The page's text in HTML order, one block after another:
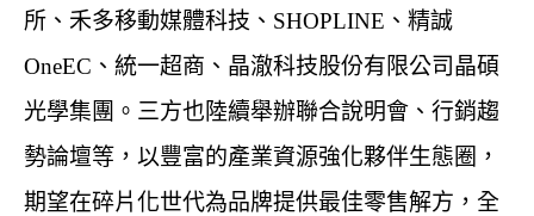
所、禾多移動媒體科技、SHOPLINE、精誠
OneEC、統一超商、晶澈科技股份有限公司晶碩
光學集團。三方也陸續舉辦聯合說明會、行銷趨
勢論壇等，以豐富的產業資源強化夥伴生態圈，
期望在碎片化世代為品牌提供最佳零售解方，全